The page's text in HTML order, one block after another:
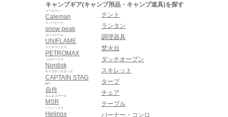
キャンプギア(キャンプ用品・キャンプ道具)を探す
Caleman
コールマン
snow peak
スノーピーク
UNIFLAME
ユニフレーム
PETROMAX
ペトロマックス
Nordisk
ノルディスク
CAPTAIN STAG
キャプテンスタッグ
自作
DIY
MSR
エムエスアール
Helinox
ヘリノックス
テント
ランタン
調理器具
焚火台
ダッチオーブン
スキレット
タープ
チェア
テーブル
バーナー・コンロ